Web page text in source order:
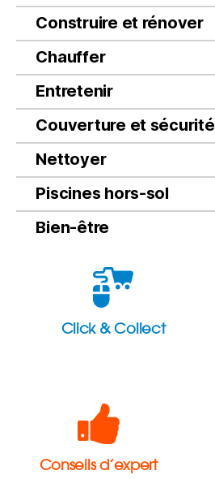
Construire et rénover
Chauffer
Entretenir
Couverture et sécurité
Nettoyer
Piscines hors-sol
Bien-être
Click & Collect
Conseils d’expert